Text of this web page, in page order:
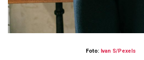
Foto: Ivan S/Pexels